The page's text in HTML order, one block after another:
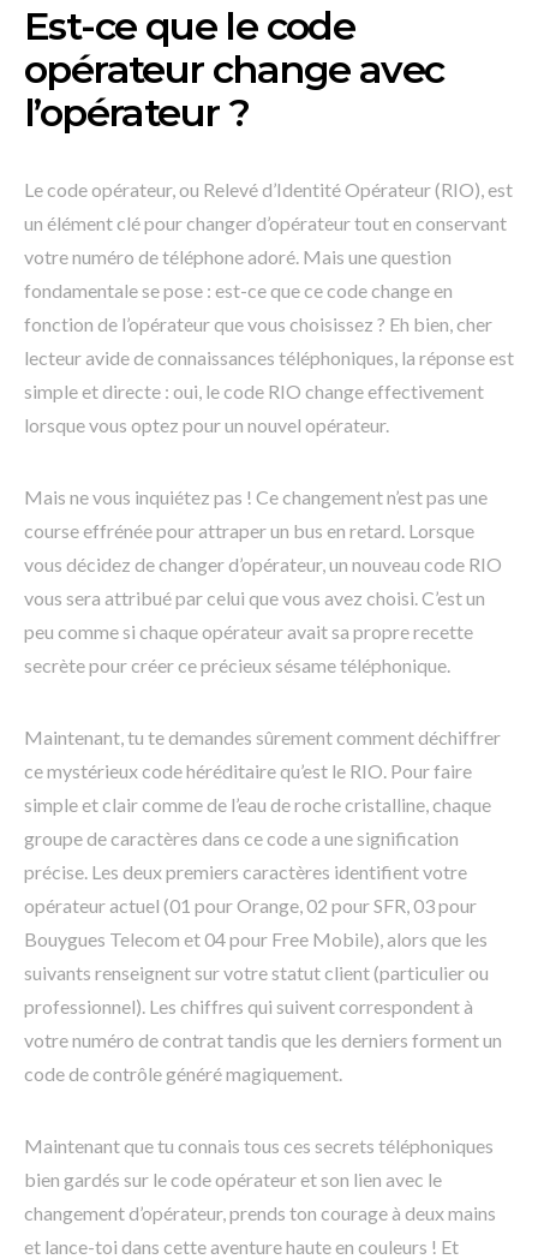
Est-ce que le code
opérateur change avec
l’opérateur ?
Le code opérateur, ou Relevé d’Identité Opérateur (RIO), est
un élément clé pour changer d’opérateur tout en conservant
votre numéro de téléphone adoré. Mais une question
fondamentale se pose : est-ce que ce code change en
fonction de l’opérateur que vous choisissez ? Eh bien, cher
lecteur avide de connaissances téléphoniques, la réponse est
simple et directe : oui, le code RIO change effectivement
lorsque vous optez pour un nouvel opérateur.
Mais ne vous inquiétez pas ! Ce changement n’est pas une
course effrénée pour attraper un bus en retard. Lorsque
vous décidez de changer d’opérateur, un nouveau code RIO
vous sera attribué par celui que vous avez choisi. C’est un
peu comme si chaque opérateur avait sa propre recette
secrète pour créer ce précieux sésame téléphonique.
Maintenant, tu te demandes sûrement comment déchiffrer
ce mystérieux code héréditaire qu’est le RIO. Pour faire
simple et clair comme de l’eau de roche cristalline, chaque
groupe de caractères dans ce code a une signification
précise. Les deux premiers caractères identifient votre
opérateur actuel (01 pour Orange, 02 pour SFR, 03 pour
Bouygues Telecom et 04 pour Free Mobile), alors que les
suivants renseignent sur votre statut client (particulier ou
professionnel). Les chiffres qui suivent correspondent à
votre numéro de contrat tandis que les derniers forment un
code de contrôle généré magiquement.
Maintenant que tu connais tous ces secrets téléphoniques
bien gardés sur le code opérateur et son lien avec le
changement d’opérateur, prends ton courage à deux mains
et lance-toi dans cette aventure haute en couleurs ! Et